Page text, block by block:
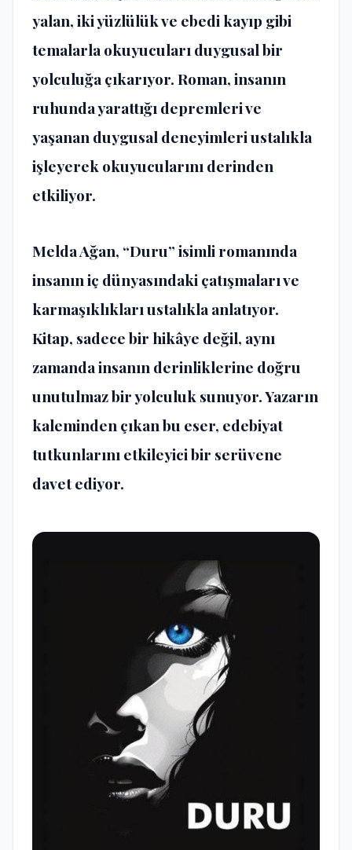
yalan, iki yüzlülük ve ebedi kayıp gibi
temalarla okuyucuları duygusal bir
yolculuğa çıkarıyor. Roman, insanın
ruhunda yarattığı depremleri ve
yaşanan duygusal deneyimleri ustalıkla
işleyerek okuyucularını derinden
etkiliyor.
Melda Ağan, “Duru” isimli romanında
insanın iç dünyasındaki çatışmaları ve
karmaşıklıkları ustalıkla anlatıyor.
Kitap, sadece bir hikâye değil, aynı
zamanda insanın derinliklerine doğru
unutulmaz bir yolculuk sunuyor. Yazarın
kaleminden çıkan bu eser, edebiyat
tutkunlarını etkileyici bir serüvene
davet ediyor.